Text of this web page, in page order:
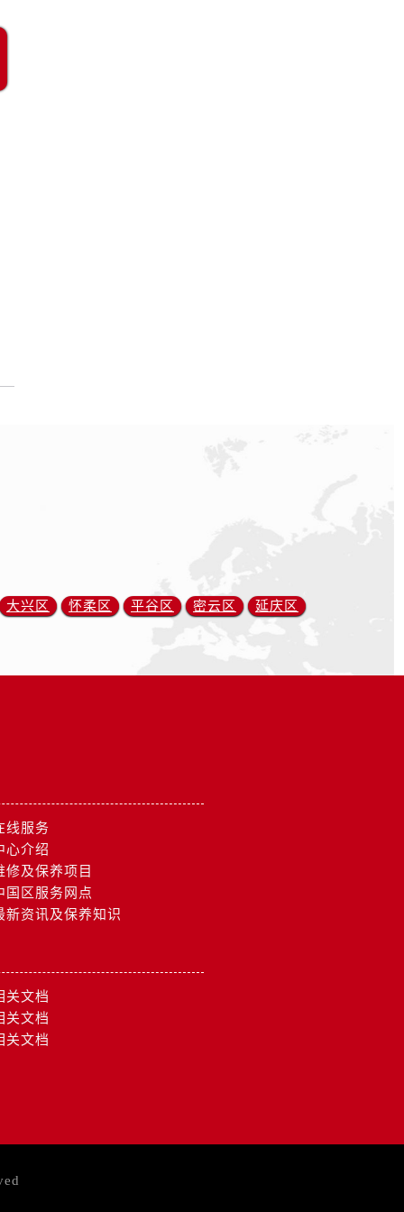
大兴区 怀柔区 平谷区 密云区 延庆区
线服务
心介绍
修及保养项目
国区服务网点
新资讯及保养知识
关文档
关文档
关文档